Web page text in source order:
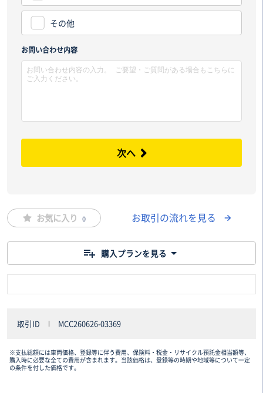
その他
お問い合わせ内容
次へ
お気に入り 0 お取引の流れを見る
購入プランを見る
取引ID MCC260626-03369
※支払総額には車両価格、登録等に伴う費用、保険料・税金・リサイクル預託金相当額等、
購入時に必要な全ての費用が含まれます。当該価格は、登録等の時期や地域等について一定
の条件を付した価格です。